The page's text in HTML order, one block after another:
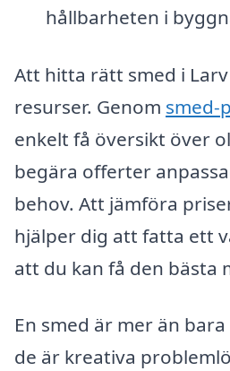
hållbarheten i
Att hitta rätt smed i
resurser. Genom smed-
enkelt få översikt över
begära offerter
behov. Att jämföra
hjälper dig att fatta ett
att du kan få den bästa
En smed är mer än
de är kreativa